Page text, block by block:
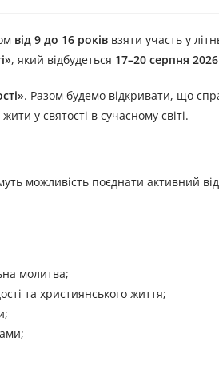
від 9 до 16 років взяти участь у
, який відбудеться 17–20 серпня
. Разом будемо відкривати, що
у святості в сучасному світі.
можливість поєднати активний
молитва;
та християнського життя;